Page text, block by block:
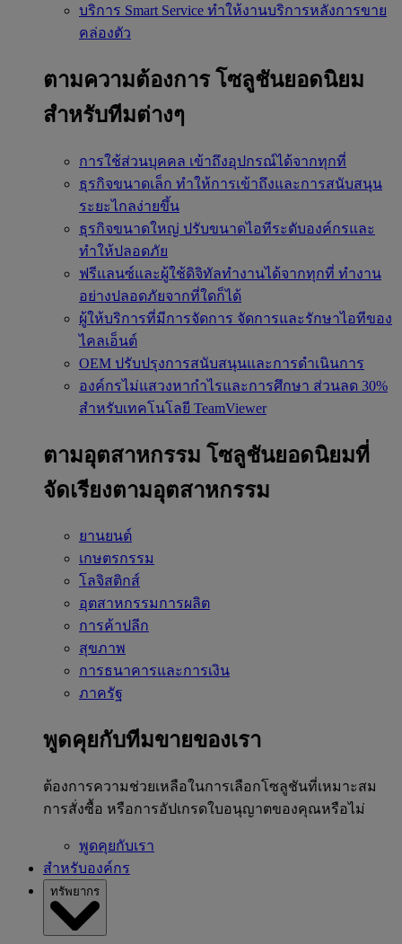
บริการ Smart Service ทำให้งานบริการหลังการขาย
คล่องตัว
ตามความต้องการ โซลูชันยอดนิยม
สำหรับทีมต่างๆ
การใช้ส่วนบุคคล เข้าถึงอุปกรณ์ได้จากทุกที่
ธุรกิจขนาดเล็ก ทำให้การเข้าถึงและการสนับสนุน
ระยะไกลง่ายขึ้น
ธุรกิจขนาดใหญ่ ปรับขนาดไอทีระดับองค์กรและ
ทำให้ปลอดภัย
ฟรีแลนซ์และผู้ใช้ดิจิทัลทำงานได้จากทุกที่ ทำงาน
อย่างปลอดภัยจากที่ใดก็ได้
ผู้ให้บริการที่มีการจัดการ จัดการและรักษาไอทีของ
ไคลเอ็นต์
OEM ปรับปรุงการสนับสนุนและการดำเนินการ
องค์กรไม่แสวงหากำไรและการศึกษา ส่วนลด 30%
สำหรับเทคโนโลยี TeamViewer
ตามอุตสาหกรรม โซลูชันยอดนิยมที่
จัดเรียงตามอุตสาหกรรม
ยานยนต์
เกษตรกรรม
โลจิสติกส์
อุตสาหกรรมการผลิต
การค้าปลีก
สุขภาพ
การธนาคารและการเงิน
ภาครัฐ
พูดคุยกับทีมขายของเรา
ต้องการความช่วยเหลือในการเลือกโซลูชันที่เหมาะสม
การสั่งซื้อ หรือการอัปเกรดใบอนุญาตของคุณหรือไม่
พูดคุยกับเรา
สำหรับองค์กร
ทรัพยากร